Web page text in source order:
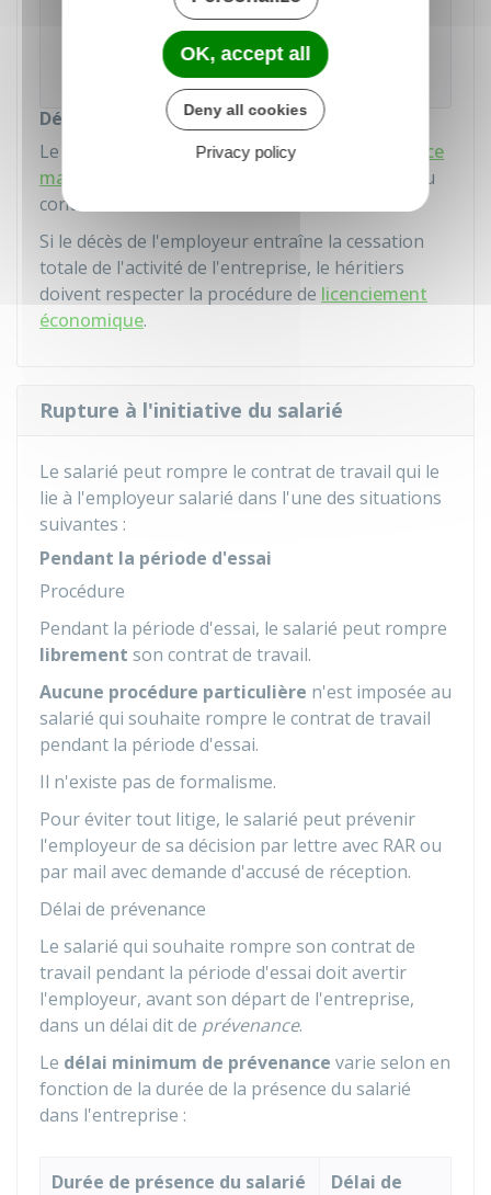
en place dans l'entreprise, l'employeur remet au
salarié, à la fin du contrat de travail, un état
récapitulatif des sommes épargnées.
Décès de l'employeur
Le décès de l'employeur n'est pas un cas de
force
majeure
qui entraîne la rupture automatique du
contrat de travail du salarié.
Si le décès de l'employeur entraîne la cessation
totale de l'activité de l'entreprise, le héritiers
doivent respecter la procédure de licenciement
économique.
Rupture à l'initiative du salarié
Le salarié peut rompre le contrat de travail qui le
lie à l'employeur salarié dans l'une des situations
suivantes :
Pendant la période d'essai
Procédure
Pendant la période d'essai, le salarié peut rompre
librement son contrat de travail.
Aucune procédure particulière n'est imposée au
salarié qui souhaite rompre le contrat de travail
pendant la période d'essai.
Il n'existe pas de formalisme.
Pour éviter tout litige, le salarié peut prévenir
l'employeur de sa décision par lettre avec RARou
par mail avec demande d'accusé de réception.
Délai de prévenance
Le salarié qui souhaite rompre son contrat de
travail pendant la période d'essai doit avertir
l'employeur, avant son départ de l'entreprise,
dans un délai dit de prévenance.
Le délai minimum de prévenance varie selon en
fonction de la durée de la présence du salarié
dans l'entreprise :
Durée de présence du salarié
Délai de
OK, accept all
Deny all cookies
Privacy policy